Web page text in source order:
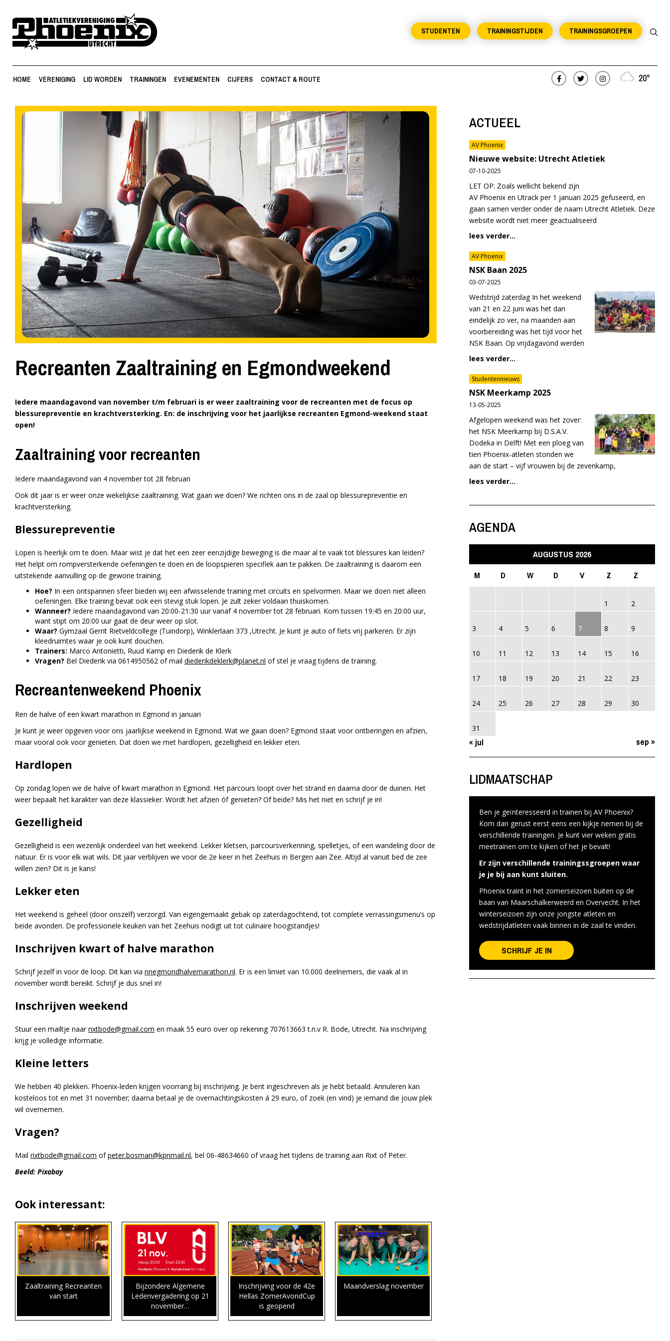
TRAININGSGROEPEN
TRAININGSTIJDEN
STUDENTEN
HOME VERENIGING LID WORDEN TRAININGEN EVENEMENTEN CIJFERS CONTACT & ROUTE 20°
Recreanten Zaaltraining en Egmondweekend
Iedere maandagavond van november t/m februari is er weer zaaltraining voor de recreanten met de focus op
blessurepreventie en krachtversterking. En: de inschrijving voor het jaarlijkse recreanten Egmond-weekend staat
open!
Zaaltraining voor recreanten
Iedere maandagavond van 4 november tot 28 februari
Ook dit jaar is er weer onze wekelijkse zaaltraining. Wat gaan we doen? We richten ons in de zaal op blessurepreventie en
krachtversterking.
Blessurepreventie
Lopen is heerlijk om te doen. Maar wist je dat het een zeer eenzijdige beweging is die maar al te vaak tot blessures kan leiden?
Het helpt om rompversterkende oefeningen te doen en de loopspieren specifiek aan te pakken. De zaaltraining is daarom een
uitstekende aanvulling op de gewone training.
Hoe? In een ontspannen sfeer bieden wij een afwisselende training met circuits en spelvormen. Maar we doen niet alleen
oefeningen. Elke training bevat ook een stevig stuk lopen. Je zult zeker voldaan thuiskomen.
Wanneer? Iedere maandagavond van 20:00-21:30 uur vanaf 4 november tot 28 februari. Kom tussen 19:45 en 20:00 uur,
want stipt om 20:00 uur gaat de deur weer op slot.
Waar? Gymzaal Gerrit Rietveldcollege (Tuindorp), Winklerlaan 373 ,Utrecht. Je kunt je auto of fiets vrij parkeren. Er zijn
kleedruimtes waar je ook kunt douchen.
Trainers: Marco Antonietti, Ruud Kamp en Diederik de Klerk
Vragen? Bel Diederik via 0614950562 of mail diederikdeklerk@planet.nl of stel je vraag tijdens de training.
Recreantenweekend Phoenix
Ren de halve of een kwart marathon in Egmond in januari
Je kunt je weer opgeven voor ons jaarlijkse weekend in Egmond. Wat we gaan doen? Egmond staat voor ontberingen en afzien,
maar vooral ook voor genieten. Dat doen we met hardlopen, gezelligheid en lekker eten.
Hardlopen
Op zondag lopen we de halve of kwart marathon in Egmond. Het parcours loopt over het strand en daarna door de duinen. Het
weer bepaalt het karakter van deze klassieker. Wordt het afzien óf genieten? Of beide? Mis het niet en schrijf je in!
Gezelligheid
Gezelligheid is een wezenlijk onderdeel van het weekend. Lekker kletsen, parcoursverkenning, spelletjes, of een wandeling door de
natuur. Er is voor elk wat wils. Dit jaar verblijven we voor de 2e keer in het Zeehuis in Bergen aan Zee. Altijd al vanuit bed de zee
willen zien? Dit is je kans!
Lekker eten
Het weekend is geheel (door onszelf) verzorgd. Van eigengemaakt gebak op zaterdagochtend, tot complete verrassingsmenu’s op
beide avonden. De professionele keuken van het Zeehuis nodigt uit tot culinaire hoogstandjes!
Inschrijven kwart of halve marathon
Schrijf jezelf in voor de loop. Dit kan via nnegmondhalvemarathon.nl. Er is een limiet van 10.000 deelnemers, die vaak al in
november wordt bereikt. Schrijf je dus snel in!
Inschrijven weekend
Stuur een mailtje naarrixtbode@gmail.com en maak 55 euro over op rekening 707613663 t.n.v R. Bode, Utrecht. Na inschrijving
krijg je volledige informatie.
Kleine letters
We hebben 40 plekken. Phoenix-leden krijgen voorrang bij inschrijving. Je bent ingeschreven als je hebt betaald. Annuleren kan
kosteloos tot en met 31 november; daarna betaal je de overnachtingskosten á 29 euro, of zoek (en vind) je iemand die jouw plek
wil overnemen.
Vragen?
Mail rixtbode@gmail.com ofpeter.bosman@kpnmail.nl, bel 06-48634660 of vraag het tijdens de training aan Rixt of Peter.
Beeld: Pixabay
Ook interessant:
Zaaltraining Recreanten
van start
Bijzondere Algemene
Ledenvergadering op 21
november…
Inschrijving voor de 42e
Hellas ZomerAvondCup
is geopend
Maandverslag november
ACTUEEL
AV Phoenix
Nieuwe website: Utrecht Atletiek
07-10-2025
LET OP: Zoals wellicht bekend zijn
AV Phoenix en Utrack per 1 januari 2025 gefuseerd, en
gaan samen verder onder de naam Utrecht Atletiek. Deze
website wordt niet meer geactualiseerd
lees verder...
AV Phoenix
NSK Baan 2025
03-07-2025
Wedstrijd zaterdag In het weekend
van 21 en 22 juni was het dan
eindelijk zo ver, na maanden aan
voorbereiding was het tijd voor het
NSK Baan. Op vrijdagavond werden
lees verder...
Studentennieuws
NSK Meerkamp 2025
13-05-2025
Afgelopen weekend was het zover:
het NSK Meerkamp bij D.S.A.V.
Dodeka in Delft! Met een ploeg van
tien Phoenix-atleten stonden we
aan de start – vijf vrouwen bij de zevenkamp,
lees verder...
AGENDA
AUGUSTUS 2026
M
D W D V Z Z
1 2
3 4 5 6 7 8 9
10 11 12 13 14 15 16
17 18 19 20 21 22 23
24 25 26 27 28 29 30
31
« jul sep »
LIDMAATSCHAP
Ben je geïnteresseerd in trainen bij AV Phoenix?
Kom dan gerust eerst eens een kijkje nemen bij de
verschillende trainingen. Je kunt vier weken gratis
meetrainen om te kijken of het je bevalt!
Er zijn verschillende trainingssgroepen waar
je je bij aan kunt sluiten.
Phoenix traint in het zomerseizoen buiten op de
baan van Maarschalkerweerd en Overvecht. In het
winterseizoen zijn onze jongste atleten en
wedstrijdatleten vaak binnen in de zaal te vinden.
SCHRIJF JE IN